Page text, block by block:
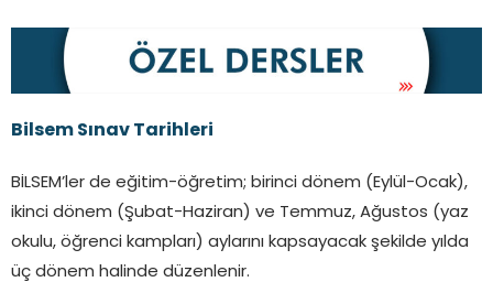
Bilsem Sınav Tarihleri
BİLSEM’ler de eğitim-öğretim; birinci dönem (Eylül-Ocak),
ikinci dönem (Şubat-Haziran) ve Temmuz, Ağustos (yaz
okulu, öğrenci kampları) aylarını kapsayacak şekilde yılda
üç dönem halinde düzenlenir.